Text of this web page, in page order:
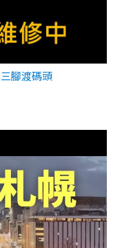
腳渡碼頭